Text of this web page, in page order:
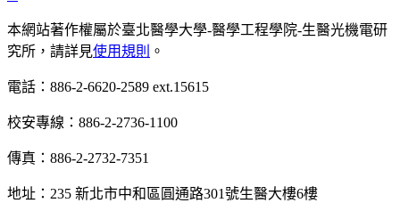
本網站著作權屬於臺北醫學大學-醫學工程學院-生醫光機電研
究所，請詳見使用規則 。
電話：886-2-6620-2589 ext.15615
校安專線：886-2-2736-1100
傳真：886-2-2732-7351
地址：235 新北市中和區圓通路301號生醫大樓6樓